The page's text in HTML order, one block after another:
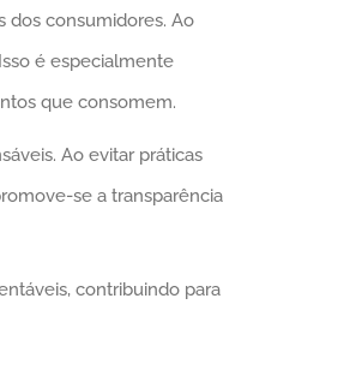
dos consumidores. Ao
é especialmente
que consomem.
Ao evitar práticas
se a transparência
contribuindo para